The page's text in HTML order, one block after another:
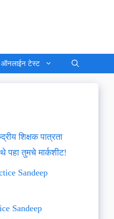
ऑनलाईन टेस्ट
शिक्षक पात्रता
पहा तुमचे मार्कशीट!
Sandeep
Sandeep